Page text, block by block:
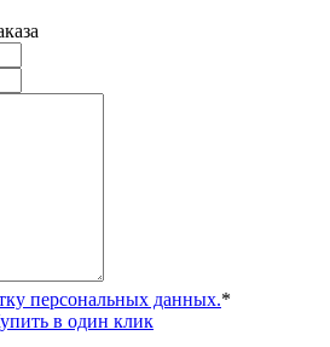
персональных данных.*
в один клик